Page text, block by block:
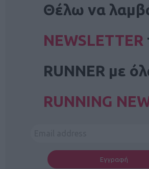
Θέλω να
NEWSLETTER
RUNNER με
RUNNING